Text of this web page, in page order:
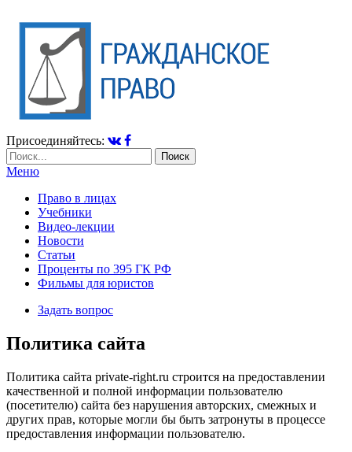
Присоединяйтесь:
Меню
Право в лицах
Учебники
Видео-лекции
Новости
Статьи
Проценты по 395 ГК РФ
Фильмы для юристов
Задать вопрос
Политика сайта
Политика сайта private-right.ru строится на предоставлении
качественной и полной информации пользователю
(посетителю) сайта без нарушения авторских, смежных и
других прав, которые могли бы быть затронуты в процессе
предоставления информации пользователю.